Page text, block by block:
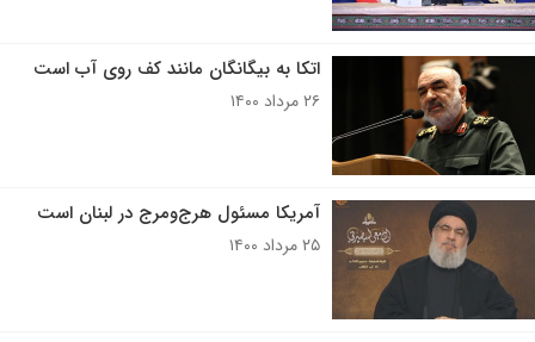
اتکا به بیگانگان مانند کف روی آب است
۲۶ مرداد ۱۴۰۰
آمریکا مسئول هرج‌ومرج در لبنان است
۲۵ مرداد ۱۴۰۰